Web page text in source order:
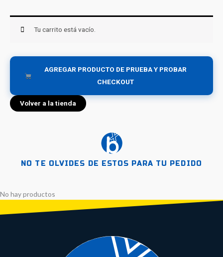
Tu carrito está vacío.
AGREGAR PRODUCTO DE PRUEBA Y PROBAR
CHECKOUT
Volver a la tienda
NO TE OLVIDES DE ESTOS PARA TU PEDIDO
No hay productos